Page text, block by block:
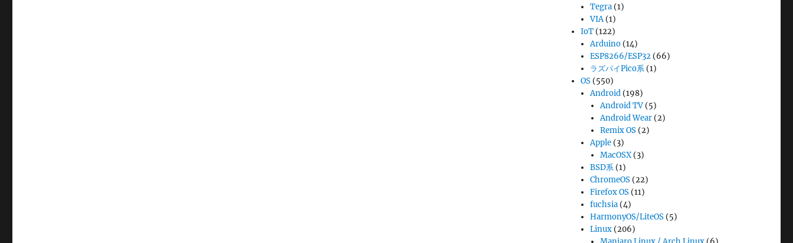
Tegra (1)
VIA(1)
IoT (122)
Arduino (14)
ESP8266/ESP32 (66)
ラズパイPico系 (1)
OS (550)
Android (198)
Android TV(5)
Android Wear(2)
Remix OS(2)
Apple (3)
MacOSX(3)
BSD系 (1)
ChromeOS (22)
Firefox OS (11)
fuchsia (4)
HarmonyOS/LiteOS (5)
Linux (206)